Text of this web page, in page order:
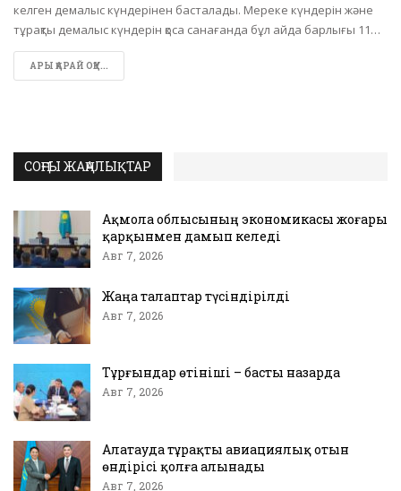
келген демалыс күндерінен басталады. Мереке күндерін және
тұрақты демалыс күндерін қоса санағанда бұл айда барлығы 11…
АРЫ ҚАРАЙ ОҚУ...
СОҢҒЫ ЖАҢАЛЫҚТАР
Ақмола облысының экономикасы жоғары
қарқынмен дамып келеді
Авг 7, 2026
Жаңа талаптар түсіндірілді
Авг 7, 2026
Тұрғындар өтініші – басты назарда
Авг 7, 2026
Алатауда тұрақты авиациялық отын
өндірісі қолға алынады
Авг 7, 2026